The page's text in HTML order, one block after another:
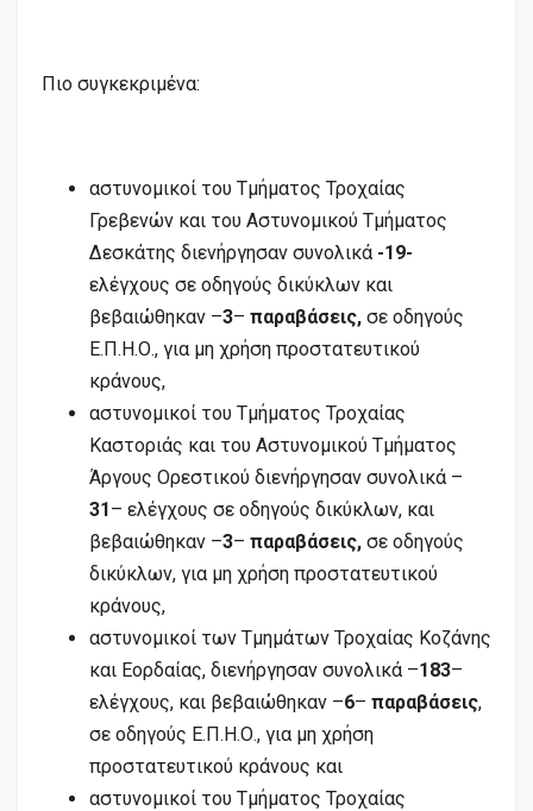
Πιο συγκεκριμένα:
αστυνομικοί του Τμήματος Τροχαίας
Γρεβενών και του Αστυνομικού Τμήματος
Δεσκάτης διενήργησαν συνολικά -19-
ελέγχους σε οδηγούς δικύκλων και
βεβαιώθηκαν –3– παραβάσεις, σε οδηγούς
Ε.Π.Η.Ο., για μη χρήση προστατευτικού
κράνους,
αστυνομικοί του Τμήματος Τροχαίας
Καστοριάς και του Αστυνομικού Τμήματος
Άργους Ορεστικού διενήργησαν συνολικά –
31– ελέγχους σε οδηγούς δικύκλων, και
βεβαιώθηκαν –3– παραβάσεις, σε οδηγούς
δικύκλων, για μη χρήση προστατευτικού
κράνους,
αστυνομικοί των Τμημάτων Τροχαίας Κοζάνης
και Εορδαίας, διενήργησαν συνολικά –183–
ελέγχους, και βεβαιώθηκαν –6– παραβάσεις,
σε οδηγούς Ε.Π.Η.Ο., για μη χρήση
προστατευτικού κράνους και
αστυνομικοί του Τμήματος Τροχαίας